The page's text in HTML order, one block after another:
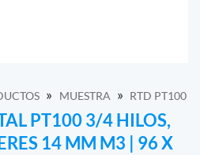
» MUESTRA » RTD PT100
PT100 3/4 HILOS,
14 MM M3 | 96 X